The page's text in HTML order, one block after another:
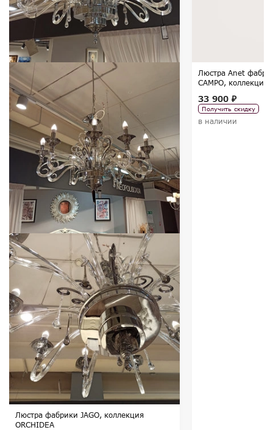
Люстра фабрики JAGO, коллекция
ORCHIDEA
Люстра Anet
CAMPO, коллекция
33 900 ₽
Получить скидку
в наличии